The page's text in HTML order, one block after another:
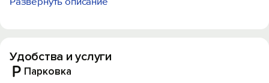
На территории: парковка, беседка с мангальной
Охраняемая, огороженная территория отеля
позволит Вам насладится спокойным отдыхом.
Удобства и услуги
Парковка